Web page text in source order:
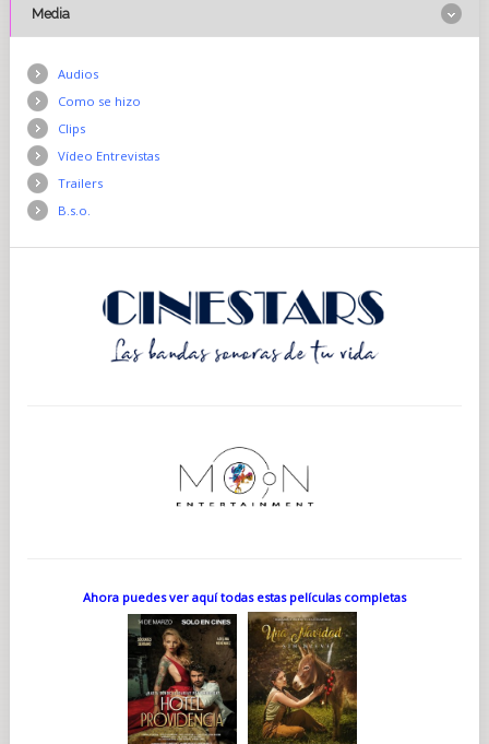
Media
Audios
Como se hizo
Clips
Vídeo Entrevistas
Trailers
B.s.o.
Ahora puedes ver aquí todas estas películas completas